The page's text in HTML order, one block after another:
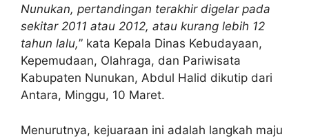
Nunukan, pertandingan terakhir digelar pada
sekitar 2011 atau 2012, atau kurang lebih 12
tahun lalu,” kata Kepala Dinas Kebudayaan,
Kepemudaan, Olahraga, dan Pariwisata
Kabupaten Nunukan, Abdul Halid dikutip dari
Antara, Minggu, 10 Maret.
Menurutnya, kejuaraan ini adalah langkah maju